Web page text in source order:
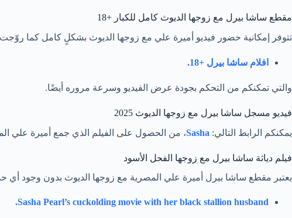
مقطع ساشا بيرل مع زوجها الديوث كامل للكبار +18
تتوفر إمكانية حضور فيديو أميرة علي مع زوجها الديوث بشكلٍ كامل كما روّجت
افلام ساشا بيرل +18.
والتي تمكنكم من التحكم بجودة عرض الفيديو وسرعة مروره أيضًا.
فيديو مسجل ساشا بيرل مع زوجها الديوث 2025
يمكنكم الرابط التالي: Sasha، من الحصول على الفيلم الذي جمع أميرة علي
فيلم دياثة ساشا بيرل مع زوجها الفحل الأسود
يعتبر مقطع ساشا بيرل أميرة علي المصرية مع زوجها الديوث بدون وجود
Sasha Pearl’s cuckolding movie with her black stallion husband.